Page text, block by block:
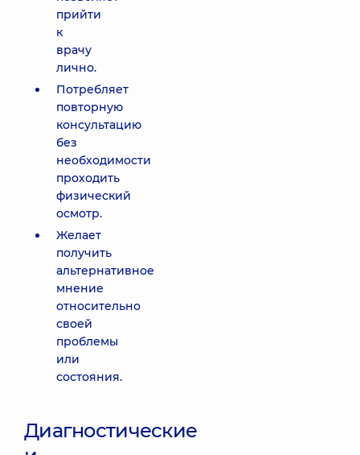
прийти
к
врачу
лично.
Потребляет
повторную
консультацию
без
необходимости
проходить
физический
осмотр.
Желает
получить
альтернативное
мнение
относительно
своей
проблемы
или
состояния.
Диагностические